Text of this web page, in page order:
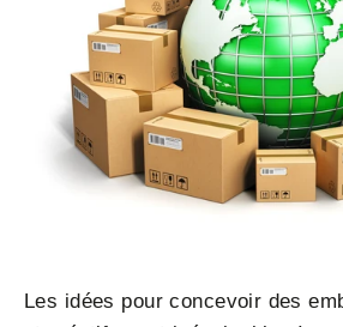
Les idées pour concevoir des